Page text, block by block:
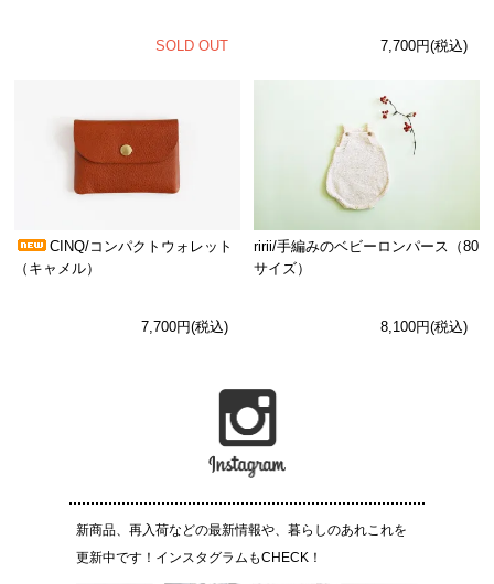
SOLD OUT 7,700円(税込)
CINQ/コンパクトウォレット
（キャメル）
7,700円(税込)
ririi/手編みのベビーロンパース（80
サイズ）
8,100円(税込)
新商品、再入荷などの最新情報や、暮らしのあれこれを
更新中です！インスタグラムもCHECK！